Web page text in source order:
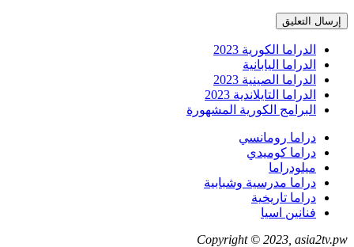
الدراما الكورية 2023
الدراما اليابانية
الدراما الصينية 2023
الدراما التايلاندية 2023
البرامج الكورية المشهورة
دراما رومانسي
دراما كوميدي
ميلودراما
دراما مدرسية وشبابية
دراما تاريخية
فنانين اسيا
Copyright © 2023, asia2tv.pw